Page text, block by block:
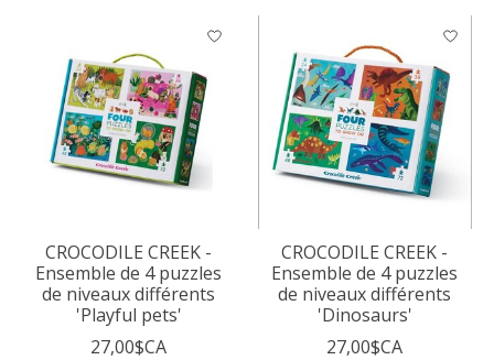
CROCODILE CREEK -
Ensemble de 4 puzzles
de niveaux différents
'Playful pets'
27,00$CA
CROCODILE CREEK -
Ensemble de 4 puzzles
de niveaux différents
'Dinosaurs'
27,00$CA